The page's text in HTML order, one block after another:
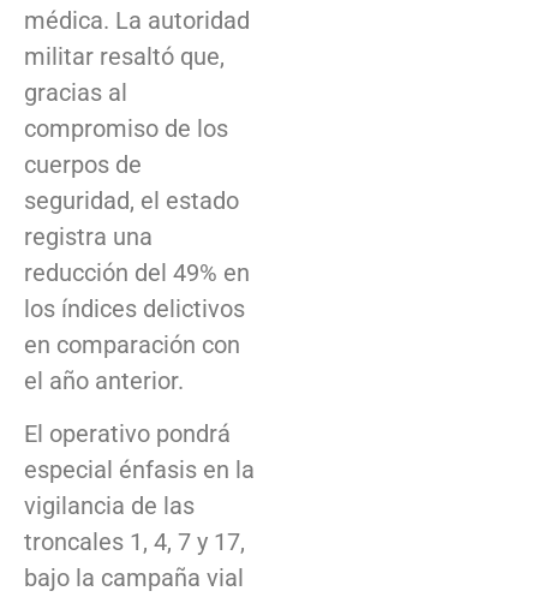
médica. La autoridad
militar resaltó que,
gracias al
compromiso de los
cuerpos de
seguridad, el estado
registra una
reducción del 49% en
los índices delictivos
en comparación con
el año anterior.
El operativo pondrá
especial énfasis en la
vigilancia de las
troncales 1, 4, 7 y 17,
bajo la campaña vial